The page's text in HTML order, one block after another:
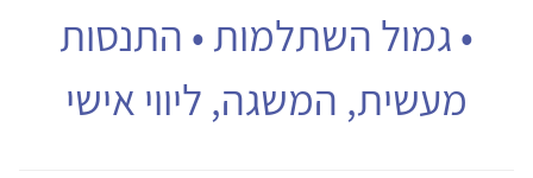
• גמול השתלמות • התנסות
מעשית, המשגה, ליווי אישי